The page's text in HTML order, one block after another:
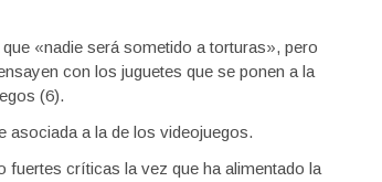
«nadie será sometido a torturas», pero
con los juguetes que se ponen a la
(6).
asociada a la de los videojuegos.
fuertes críticas la vez que ha alimentado la